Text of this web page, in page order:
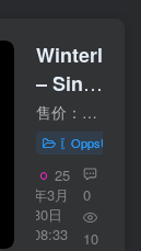
Winterlark
– Sing
to Me
about
Tomorrow
4416WAV
售价：9美元 购买链接：https://bluecoastmusic.com/winterlark/sing-to-me-about-tomorrow 01 - Sing to Me about Tomorrow02 - Ending with Heart Heart Heart03 - Sister04 - This Yellow Ma...
〖OppsUplus
25
年3月
30日
08:33
0
10